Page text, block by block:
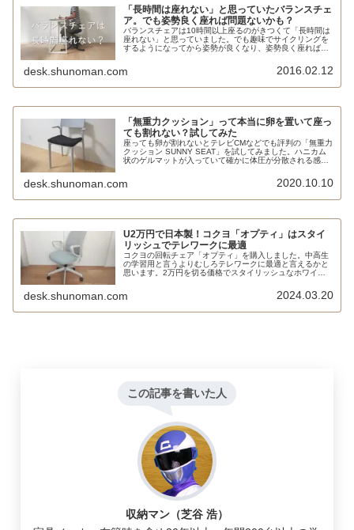
「長時間は座れない」と思っていたバランスチェ
ア。でも姿勢良く座れば問題ないかも？
バランスチェアは10時間以上座るのがきつくて「長時間は
座れない」と思っていました。でも趣味でサイクリングを
するようになってから姿勢が良くなり、姿勢良く座れば問
効果はないと思いますが、一方で腰や膝に悪いということ
もないと思います。
desk.shunoman.com 2016.02.12
「無重力クッション」って本当に卵を置いて座っ
ても割れない？試してみた
座っても卵が割れないとテレビCMなどでも評判の「無重力
クッション SUNNY SEAT」を試してみました。ハニカム
状のゲルマットが入っていて確かに体圧が分散される感じ
卵を置いて座ってみたら見事に割れてしまいました。
desk.shunoman.com 2020.10.10
U2万円で日本製！コクヨ「オプティ」はスタイ
リッシュでテレワークに最適
コクヨの回転チェア「オプティ」を購入しました。中高生
の学習用と言うよりむしろテレワークに最適と言えるかと
思います。2万円を切る価格でスタイリッシュなホワイト
desk.shunoman.com 2024.03.20
この記事を書いた人
収納マン（芝谷 浩）